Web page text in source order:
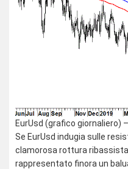
EurUsd (grafico giornaliero)
Se EurUsd indugia sulle
clamorosa rottura
rappresentato finora un